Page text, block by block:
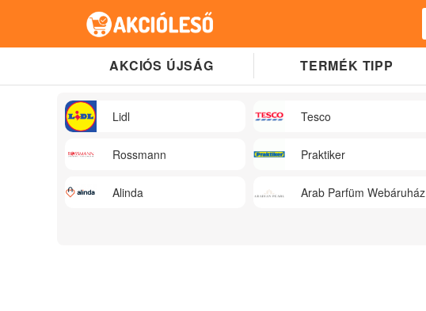
AKCIÓS ÚJSÁG TERMÉK TIPP
Lidl Tesco
Rossmann Praktiker
Alinda Arab Parfüm Webáruház